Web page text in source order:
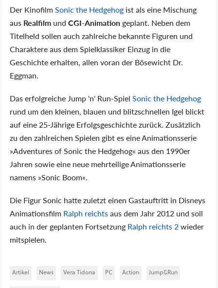
Der KinofilmSonic the Hedgehog ist als eine Mischung
aus Realfilm und CGI-Animation geplant. Neben dem
Titelheld sollen auch zahlreiche bekannte Figuren und
Charaktere aus dem Spielklassiker Einzug in die
Geschichte erhalten, allen voran der Bösewicht Dr.
Eggman.
Das erfolgreiche Jump 'n' Run-Spiel Sonic the Hedgehog
rund um den kleinen, blauen und blitzschnellen Igel blickt
auf eine 25-Jährige Erfolgsgeschichte zurück. Zusätzlich
zu den zahlreichen Spielen gibt es eine Animationsserie
»Adventures of Sonic the Hedgehog« aus den 1990er
Jahren sowie eine neue mehrteilige Animationsserie
namens »Sonic Boom«.
Die Figur Sonic hatte zuletzt einen Gastauftritt in Disneys
Animationsfilm Ralph reichtsaus dem Jahr 2012 und soll
auch in der geplanten Fortsetzung Ralph reichts 2wieder
mitspielen.
Artikel News Vera Tidona PC Action Jump&Run